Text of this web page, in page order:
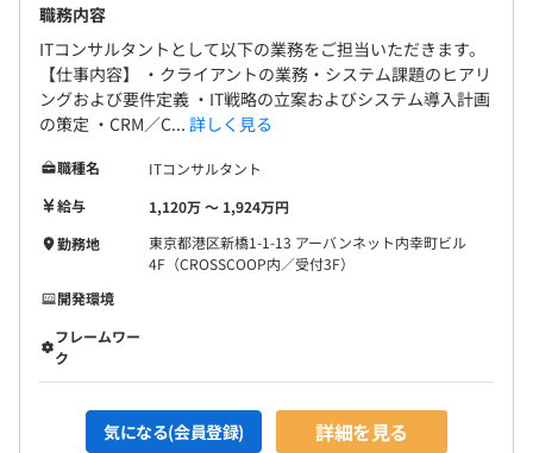
職務内容
ITコンサルタントとして以下の業務をご担当いただきます。
【仕事内容】 ・クライアントの業務・システム課題のヒアリ
ングおよび要件定義 ・IT戦略の立案およびシステム導入計画
の策定 ・CRM／C... 詳しく見る
職種名
ITコンサルタント
給与
1,120万 〜 1,924万円
勤務地
東京都港区新橋1-1-13 アーバンネット内幸町ビル
4F（CROSSCOOP内／受付3F）
開発環境
フレームワー
ク
気になる(会員登録) 詳細を見る